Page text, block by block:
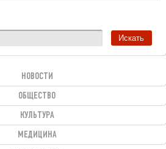
НОВОСТИ
ОБЩЕСТВО
КУЛЬТУРА
МЕДИЦИНА